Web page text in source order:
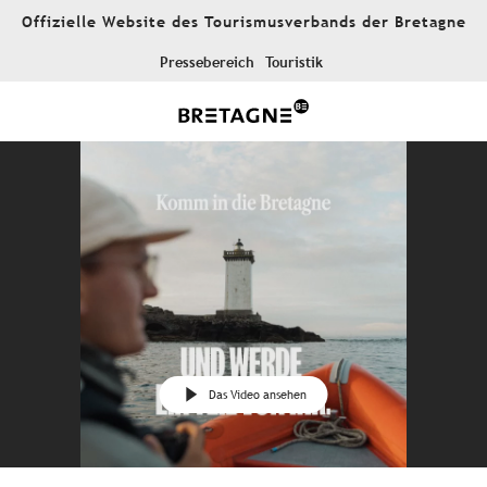
AllerOffizielle Website des Tourismusverbands der Bretagne
Pressebereich Touristik
Das Video ansehen